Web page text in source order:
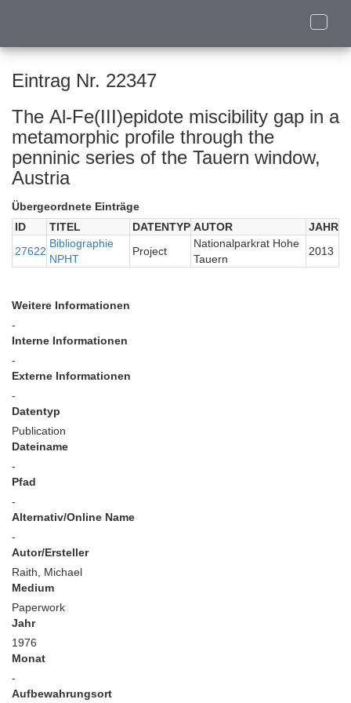
Toggle
Eintrag Nr. 22347
The Al-Fe(III)epidote miscibility gap in a
metamorphic profile through the
penninic series of the Tauern window,
Austria
Übergeordnete Einträge
ID
TITEL DATENTYP AUTOR
JAHR
27622
Bibliographie
NPHT
Project
Nationalparkrat Hohe
Tauern
2013
Weitere Informationen
-
Interne Informationen
-
Externe Informationen
-
Datentyp
Publication
Dateiname
-
Pfad
-
Alternativ/Online Name
-
Autor/Ersteller
Raith, Michael
Medium
Paperwork
Jahr
1976
Monat
-
Aufbewahrungsort